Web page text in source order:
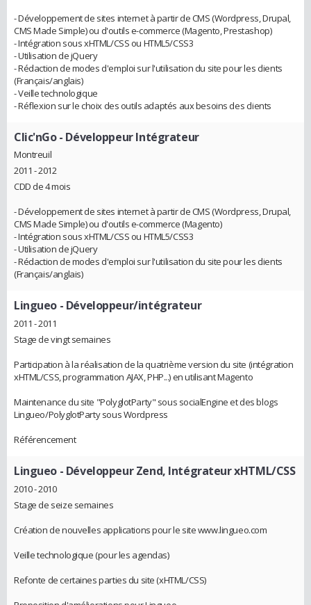
- Développement de sites internet à partir de CMS (Wordpress, Drupal,
CMS Made Simple) ou d'outils e-commerce (Magento, Prestashop)
- Intégration sous xHTML/CSS ou HTML5/CSS3
- Utilisation de jQuery
- Rédaction de modes d'emploi sur l'utilisation du site pour les clients
(Français/anglais)
- Veille technologique
- Réflexion sur le choix des outils adaptés aux besoins des clients
Clic'nGo- Développeur Intégrateur
Montreuil
2011 - 2012
CDD de 4 mois
- Développement de sites internet à partir de CMS (Wordpress, Drupal,
CMS Made Simple) ou d'outils e-commerce (Magento)
- Intégration sous xHTML/CSS ou HTML5/CSS3
- Utilisation de jQuery
- Rédaction de modes d'emploi sur l'utilisation du site pour les clients
(Français/anglais)
Lingueo - Développeur/intégrateur
2011 - 2011
Stage de vingt semaines
Participation à la réalisation de la quatrième version du site (intégration
xHTML/CSS, programmation AJAX, PHP...) en utilisant Magento
Maintenance du site "PolyglotParty" sous socialEngine et des blogs
Lingueo/PolyglotParty sous Wordpress
Référencement
Lingueo - Développeur Zend, Intégrateur xHTML/CSS
2010 - 2010
Stage de seize semaines
Création de nouvelles applications pour le site www.lingueo.com
Veille technologique (pour les agendas)
Refonte de certaines parties du site (xHTML/CSS)